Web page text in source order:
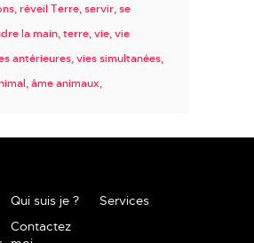
réveil Terre servir se
la main terre vie vie
antérieures vies simultanées
âme animaux
Qui suis je ? Services
Contactez